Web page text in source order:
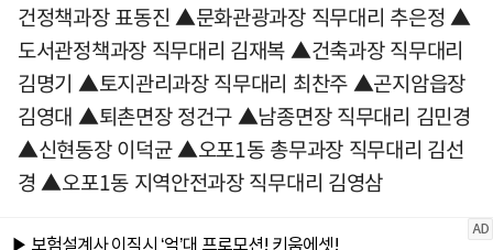
건정책과장 표동진 ▲문화관광과장 직무대리 추은정 ▲
도서관정책과장 직무대리 김재복 ▲건축과장 직무대리
김명기 ▲토지관리과장 직무대리 최찬주 ▲곤지암읍장
김영대 ▲퇴촌면장 정건구 ▲남종면장 직무대리 김민경
▲신현동장 이덕균 ▲오포1동 총무과장 직무대리 김선
경 ▲오포1동 지역안전과장 직무대리 김영삼